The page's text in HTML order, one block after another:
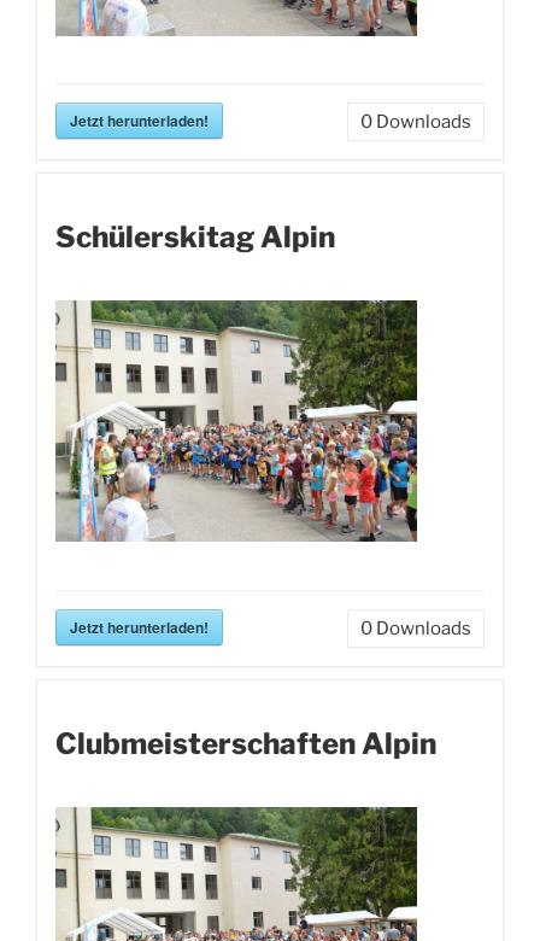
Jetzt herunterladen! 0 Downloads
Schülerskitag Alpin
Jetzt herunterladen! 0 Downloads
Clubmeisterschaften Alpin